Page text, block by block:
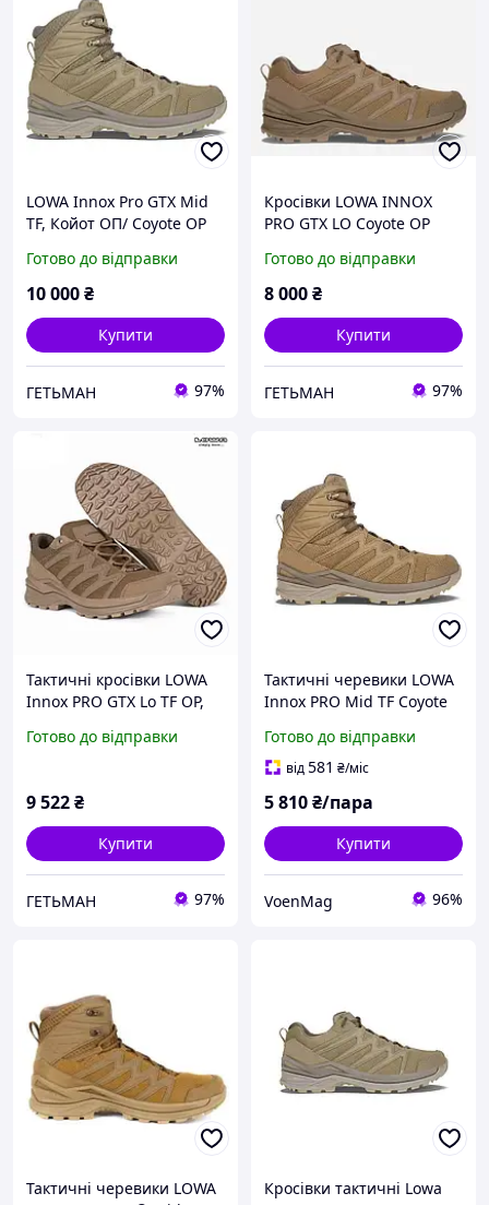
LOWA Innox Pro GTX Mid
TF, Койот ОП/ Coyote OP
Готово до відправки
10 000₴
Купити
ГЕТЬМАН 97%
Кросівки LOWA INNOX
PRO GTX LO Coyote OP
Готово до відправки
8 000₴
Купити
ГЕТЬМАН 97%
Тактичні кросівки LOWA
Innox PRO GTX Lo TF OP,
Готово до відправки
9 522₴
Купити
ГЕТЬМАН 97%
Тактичні черевики LOWA
Innox PRO Mid TF Coyote
Готово до відправки
від581 ₴/міс
5 810₴/пара
Купити
VoenMag 96%
Тактичні черевики LOWA
Кросівки тактичні Lowa